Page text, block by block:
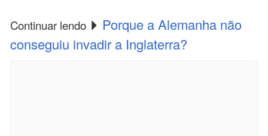
Continuar lendo
Porque a Alemanha não
conseguiu invadir a Inglaterra?